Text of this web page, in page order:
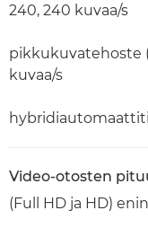
240, 240 kuvaa/s
pikkukuvatehoste
kuvaa/s
Video-otosten
(Full HD ja HD)